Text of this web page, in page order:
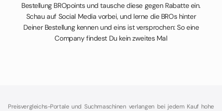
Bestellung BROpoints und tausche diese gegen Rabatte ein.
Schau auf Social Media vorbei, und lerne die BROs hinter
Deiner Bestellung kennen und eins ist versprochen: So eine
Company findest Du kein zweites Mal
Preisvergleichs-Portale und Suchmaschinen verlangen bei jedem Kauf hohe